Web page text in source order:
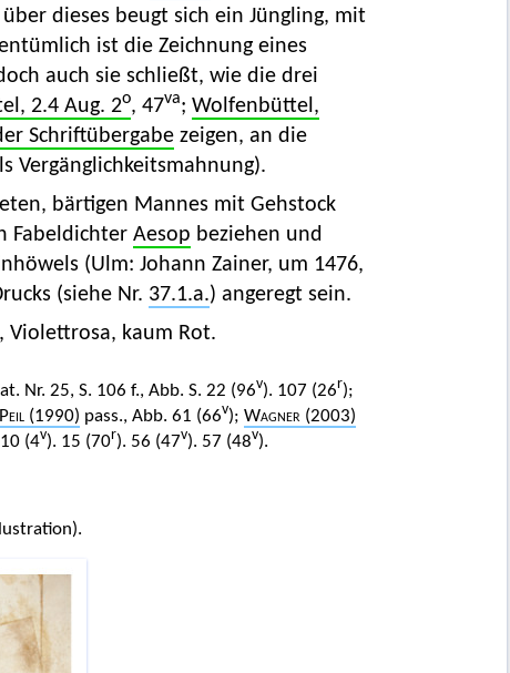
dieses beugt sich ein Jüngling, mit
ist die Zeichnung eines
auch sie schließt, wie die drei
2.4 Aug. 2o, 47va; Wolfenbüttel,
Schriftübergabezeigen, an die
Vergänglichkeitsmahnung).
bärtigen Mannes mit Gehstock
Fabeldichter Aesop beziehen und
(Ulm: Johann Zainer, um 1476,
(siehe Nr. 37.1.a.) angeregt sein.
Violettrosa, kaum Rot.
Nr. 25, S. 106 f., Abb. S. 22 (96v). 107 (26r);
Peil(1990) pass., Abb. 61 (66v); Wagner (2003)
(4v). 15 (70r). 56 (47v). 57 (48v).